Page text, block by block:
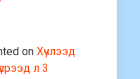
onХүчлээд
л 3